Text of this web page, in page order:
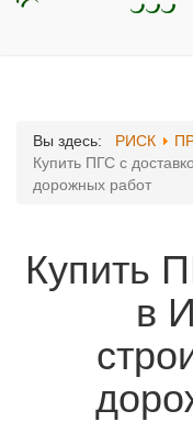
Вы здесь: РИСК
Купить ПГС с
дорожных работ
Купить
в